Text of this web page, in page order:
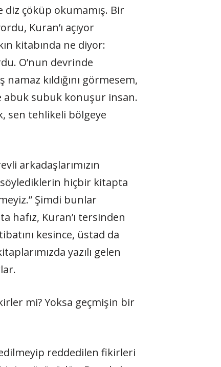
diz çöküp okumamış. Bir
Kuran’ı açıyor
kitabında ne diyor:
O’nun devrinde
kıldığını görmesem,
abuk subuk konuşur insan.
sen tehlikeli bölgeye
arkadaşlarımızın
söylediklerin hiçbir kitapta
Şimdi bunlar
hafız, Kuran’ı tersinden
kesince, üstad da
yazılı gelen
mi? Yoksa geçmişin bir
reddedilen fikirleri